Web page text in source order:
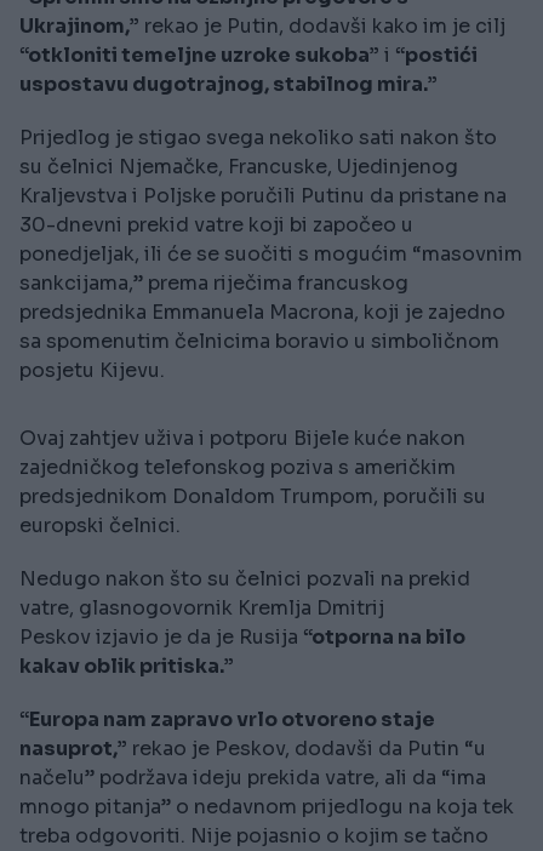
Ukrajinom,” rekao je Putin, dodavši kako im je cilj
“otkloniti temeljne uzroke sukoba” i “postići
uspostavu dugotrajnog, stabilnog mira.”
Prijedlog je stigao svega nekoliko sati nakon što
su čelnici Njemačke, Francuske, Ujedinjenog
Kraljevstva i Poljske poručili Putinu da pristane na
30-dnevni prekid vatre koji bi započeo u
ponedjeljak, ili će se suočiti s mogućim “masovnim
sankcijama,” prema riječima francuskog
predsjednika Emmanuela Macrona, koji je zajedno
sa spomenutim čelnicima boravio u simboličnom
posjetu Kijevu.
Ovaj zahtjev uživa i potporu Bijele kuće nakon
zajedničkog telefonskog poziva s američkim
predsjednikom Donaldom Trumpom, poručili su
europski čelnici.
Nedugo nakon što su čelnici pozvali na prekid
vatre, glasnogovornik Kremlja Dmitrij
Peskov izjavio je da je Rusija “otporna na bilo
kakav oblik pritiska.”
“Europa nam zapravo vrlo otvoreno staje
nasuprot,” rekao je Peskov, dodavši da Putin “u
načelu” podržava ideju prekida vatre, ali da “ima
mnogo pitanja” o nedavnom prijedlogu na koja tek
treba odgovoriti. Nije pojasnio o kojim se tačno